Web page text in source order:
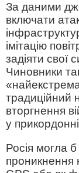
За даними
включати
імітацію
задіяти свої
Чиновники
традиційний
вторгнення
у
Росія могла
проникнення